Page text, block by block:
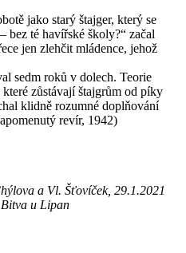
jako starý štajger, který se
té havířské školy?“ začal
jen zlehčit mládence, jehož
sedm roků v dolech. Teorie
zůstávají štajgrům od píky
klidně rozumné doplňování
revír, 1942)
a Vl. Šťovíček, 29.1.2021
u Lipan